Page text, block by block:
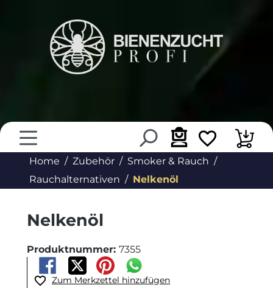
Home Zubehör
Smoker & Rauch
Rauchalternativen
Nelkenöl
Nelkenöl
Produktnummer: 7355
Zum Merkzettel hinzufügen